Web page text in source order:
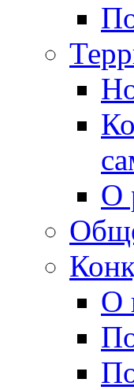
О
О